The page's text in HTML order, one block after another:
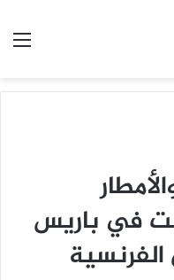
في باريس